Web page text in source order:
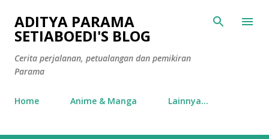
Langsung ke konten utama
ADITYA PARAMA
SETIABOEDI'S BLOG
Cerita perjalanan, petualangan dan pemikiran
Parama
Home Anime & Manga Lainnya…